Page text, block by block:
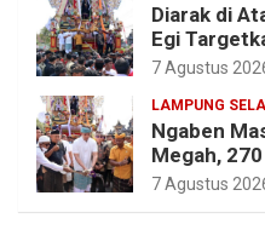
Diarak di
Egi
Wisata
7 Agustus
LAMPUNG
Ngaben
Megah,
Tradisi Suci
7 Agustus